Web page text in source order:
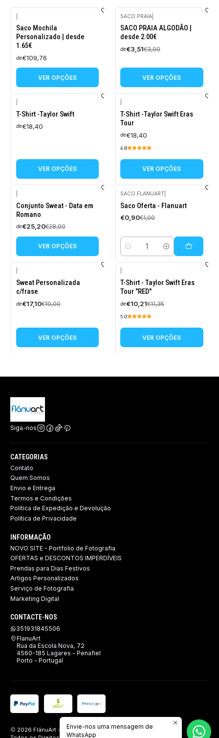
Saco Mochila
Personalizado | desde
1.65€
de€109,76
VER OPÇÕES
-10%
DESCONTO
SACO.PRAIA
SACO PRAIA ALGODÃO |
desde 2.00€
de€3,51€3,90
VER OPÇÕES
T-Shirt -Taylor Swift
de€18,40
VER OPÇÕES
T-Shirt -Taylor Swift Eras
Tour
de€18,40
4.8
VER OPÇÕES
-10%
DESCONTO
Conjunto Sweat - Data em
Romano
de€25,20€28,00
VER OPÇÕES
-10%
DESCONTO
SACO.FLANUART
Saco Oferta - Flanuart
€0,90€1,00
Quantidade
-10%
DESCONTO
Sweat Personalizada
c/frase
de€17,10€19,00
VER OPÇÕES
-10%
DESCONTO
T-Shirt - Taylor Swift Eras
Tour "RED"
de€10,21€11,35
5.0
VER OPÇÕES
Siga-nos
CATEGORIAS
Contato
Quem Somos
Envio e Entrega
Termos e Condições
Politica de Expedição e Devolução ​
Política de Privacidade
INFORMAÇÃO
NOVO SITE - Portfolio de Fotografia
OFERTAS e DESCONTOS IMPERDÍVEIS
Prendas para Dias Festivos
Artigos Personalizados
Serviço de Fotografia
Marketing Digital
CONTACTE-NOS
351931845506
FlanuArt
Rua da Escola Nova, 72
4560-185 Lagares - Penafiel
Porto - Portugal
2026 FlánuArt - Brindes, Imagem e Publicidade.
Envie-nos uma mensagem de
WhatsApp